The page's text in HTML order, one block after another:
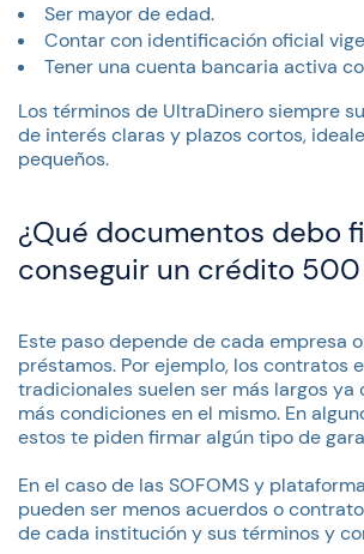
Ser mayor de edad.
Contar con identificación oficial
Tener una cuenta bancaria activa
Los términos de UltraDinero siempre
de interés claras y plazos cortos,
pequeños.
¿Qué documentos debo
conseguir un crédito 500
Este paso depende de cada empresa
préstamos. Por ejemplo, los contratos
tradicionales suelen ser más largos ya
más condiciones en el mismo. En
estos te piden firmar algún tipo de
En el caso de las SOFOMS y
pueden ser menos acuerdos o
de cada institución y sus términos y